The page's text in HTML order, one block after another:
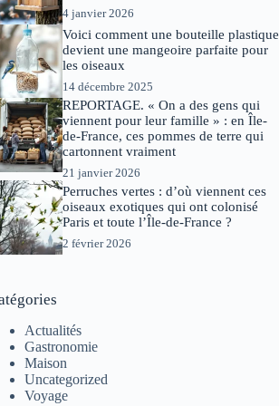
4 janvier 2026
Voici comment une bouteille plastique
devient une mangeoire parfaite pour
les oiseaux
14 décembre 2025
REPORTAGE. « On a des gens qui
viennent pour leur famille » : en Île-
de-France, ces pommes de terre qui
cartonnent vraiment
21 janvier 2026
Perruches vertes : d’où viennent ces
oiseaux exotiques qui ont colonisé
Paris et toute l’Île-de-France ?
2 février 2026
Actualités
Gastronomie
Maison
Uncategorized
Voyage